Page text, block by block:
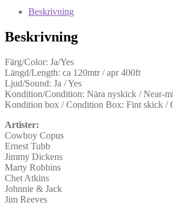
mängd
Beskrivning
Beskrivning
Färg/Color: Ja/Yes
Längd/Length: ca 120mtr / apr 400ft
Ljud/Sound: Ja / Yes
Kondition/Condition: Nära nyskick / Near-
Kondition box / Condition Box: Fint skick /
Artister:
Cowboy Copus
Ernest Tubb
Jimmy Dickens
Marty Robbins
Chet Atkins
Johnnie & Jack
Jim Reeves